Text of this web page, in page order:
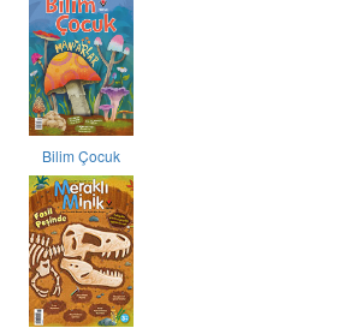
Bilim Çocuk